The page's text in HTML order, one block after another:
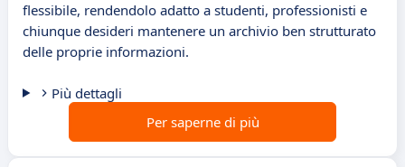
flessibile, rendendolo adatto a studenti, professionisti e
chiunque desideri mantenere un archivio ben strutturato
delle proprie informazioni.
Più dettagli
Per saperne di più